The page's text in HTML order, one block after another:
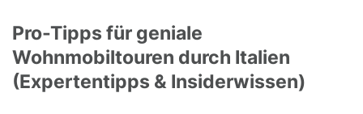
Pro-Tipps für geniale
Wohnmobiltouren durch Italien
(Expertentipps & Insiderwissen)